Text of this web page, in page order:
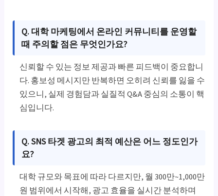
Q. 대학 마케팅에서 온라인 커뮤니티를 운영할
때 주의할 점은 무엇인가요?
신뢰할 수 있는 정보 제공과 빠른 피드백이 중요합니
다. 홍보성 메시지만 반복하면 오히려 신뢰를 잃을 수
있으니, 실제 경험담과 실질적 Q&A 중심의 소통이 핵
심입니다.
Q. SNS 타겟 광고의 최적 예산은 어느 정도인가
요?
대학 규모와 목표에 따라 다르지만, 월 300만~1,000만
원 범위에서 시작해, 광고 효율을 실시간 분석하며